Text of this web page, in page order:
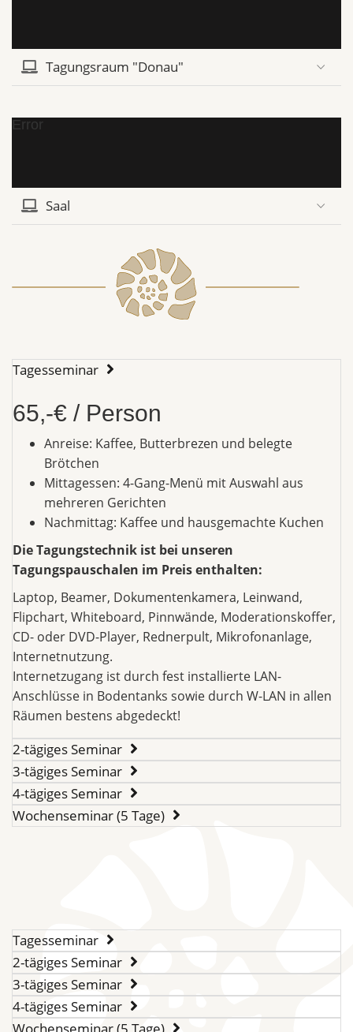
Tagungsraum "Donau"
Error
Saal
Tagesseminar
65,-€ / Person
Anreise: Kaffee, Butterbrezen und belegte
Brötchen
Mittagessen: 4-Gang-Menü mit Auswahl aus
mehreren Gerichten
Nachmittag: Kaffee und hausgemachte Kuchen
Die Tagungstechnik ist bei unseren
Tagungspauschalen im Preis enthalten:
Laptop, Beamer, Dokumentenkamera, Leinwand,
Flipchart, Whiteboard, Pinnwände, Moderationskoffer,
CD- oder DVD-Player, Rednerpult, Mikrofonanlage,
Internetnutzung.
Internetzugang ist durch fest installierte LAN-
Anschlüsse in Bodentanks sowie durch W-LAN in allen
Räumen bestens abgedeckt!
2-tägiges Seminar
3-tägiges Seminar
4-tägiges Seminar
Wochenseminar (5 Tage)
Tagesseminar
2-tägiges Seminar
3-tägiges Seminar
4-tägiges Seminar